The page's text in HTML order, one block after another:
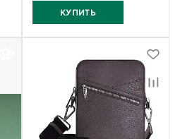
КУПИТЬ